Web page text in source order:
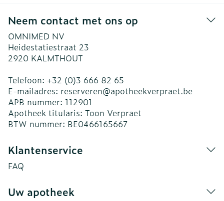
Neem contact met ons op
OMNIMED NV
Heidestatiestraat 23
2920 KALMTHOUT
Telefoon: +32 (0)3 666 82 65
E-mailadres: reserveren@apotheekverpraet.be
APB nummer: 112901
Apotheek titularis: Toon Verpraet
BTW nummer: BE0466165667
Klantenservice
FAQ
Uw apotheek